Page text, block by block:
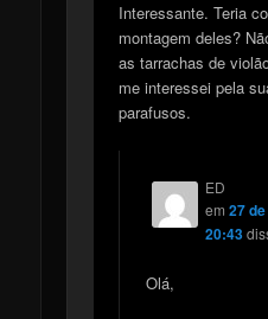
Interessante. Teria
montagem deles?
as tarrachas de
me interessei pela
parafusos.
ED
em 27
20:43
Olá,